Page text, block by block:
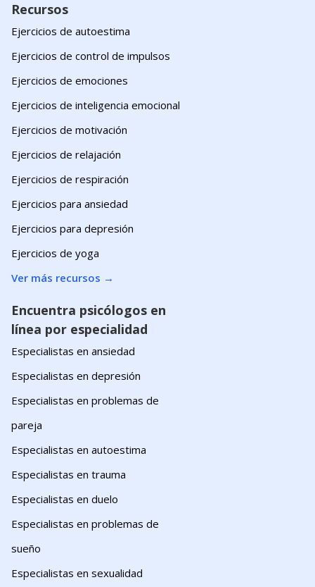
Recursos
Ejercicios de autoestima
Ejercicios de control de impulsos
Ejercicios de emociones
Ejercicios de inteligencia emocional
Ejercicios de motivación
Ejercicios de relajación
Ejercicios de respiración
Ejercicios para ansiedad
Ejercicios para depresión
Ejercicios de yoga
Ver más recursos →
Encuentra psicólogos en
línea por especialidad
Especialistas en ansiedad
Especialistas en depresión
Especialistas en problemas de
pareja
Especialistas en autoestima
Especialistas en trauma
Especialistas en duelo
Especialistas en problemas de
sueño
Especialistas en sexualidad